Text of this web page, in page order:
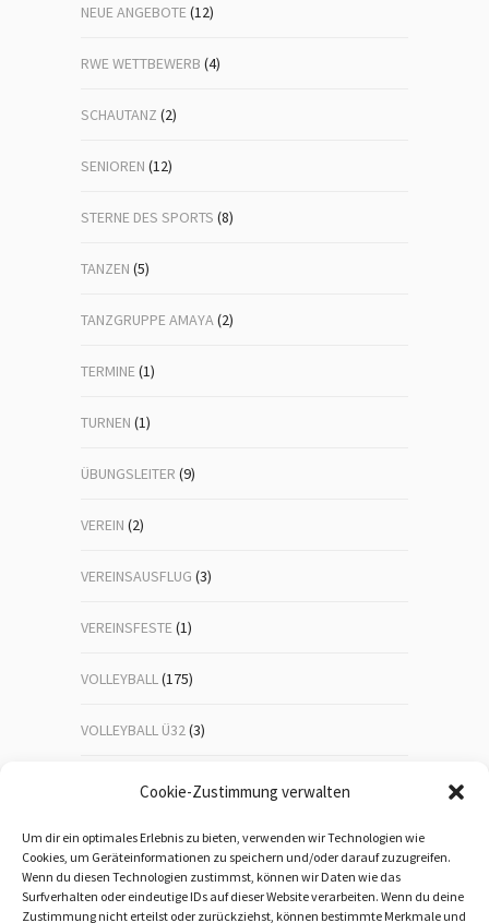
Cookie-Zustimmung verwalten
Um dir ein optimales Erlebnis zu bieten, verwenden wir Technologien wie
Cookies, um Geräteinformationen zu speichern und/oder darauf zuzugreifen.
Wenn du diesen Technologien zustimmst, können wir Daten wie das
Surfverhalten oder eindeutige IDs auf dieser Website verarbeiten. Wenn du deine
Zustimmung nicht erteilst oder zurückziehst, können bestimmte Merkmale und
NEUE ANGEBOTE(12)
RWE WETTBEWERB (4)
SCHAUTANZ (2)
SENIOREN (12)
STERNE DES SPORTS (8)
TANZEN (5)
TANZGRUPPE AMAYA(2)
TERMINE(1)
TURNEN (1)
ÜBUNGSLEITER (9)
VEREIN (2)
VEREINSAUSFLUG (3)
VEREINSFESTE(1)
VOLLEYBALL(175)
VOLLEYBALL Ü32(3)
VOLLEYBALL-JUGEND (23)
WANDERN(192)
WEIHNACHTSFEIER(1)